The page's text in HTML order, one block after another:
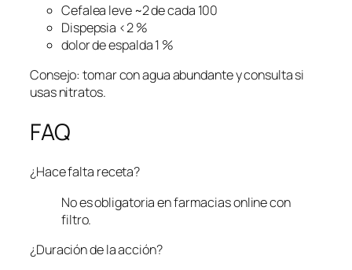
Cefalea leve ~2 de cada 100
Dispepsia <2 %
dolor de espalda 1 %
Consejo: tomar con agua abundante y consulta si
usas nitratos.
FAQ
¿Hace falta receta?
No es obligatoria en farmacias online con
filtro.
¿Duración de la acción?